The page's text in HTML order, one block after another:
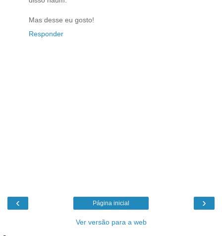
Mas desse eu gosto!
Responder
‹ ›
Página inicial
Ver versão para a web